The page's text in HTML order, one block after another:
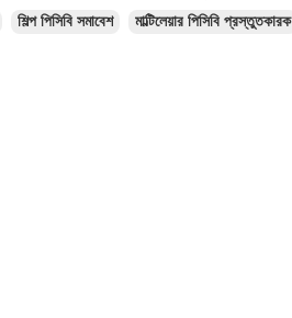
শিল্প পিসিবি সমাবেশ মাল্টিলেয়ার পিসিবি প্রস্তুতকারক